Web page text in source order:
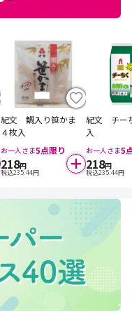
紀文 鯛入り笹かま
４枚入
お一人さま5点限り
218円
税込235.44円
紀文 チー
入
お一人さま5
218円
税込235.44円